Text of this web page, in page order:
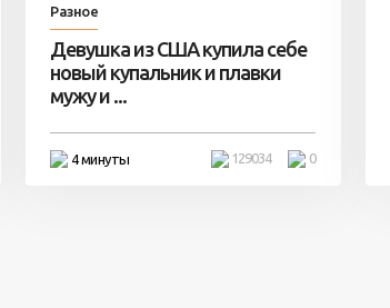
Разное
Девушка из США купила себе
новый купальник и плавки
мужу и ...
4 минуты 0
129034